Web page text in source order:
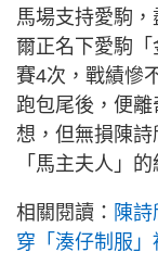
馬場支持愛駒
爾正名下愛駒
賽4次，戰績慘
跑包尾後，便
想，但無損陳
「馬主夫人」的
相關閱讀： 陳
穿「湊仔制服